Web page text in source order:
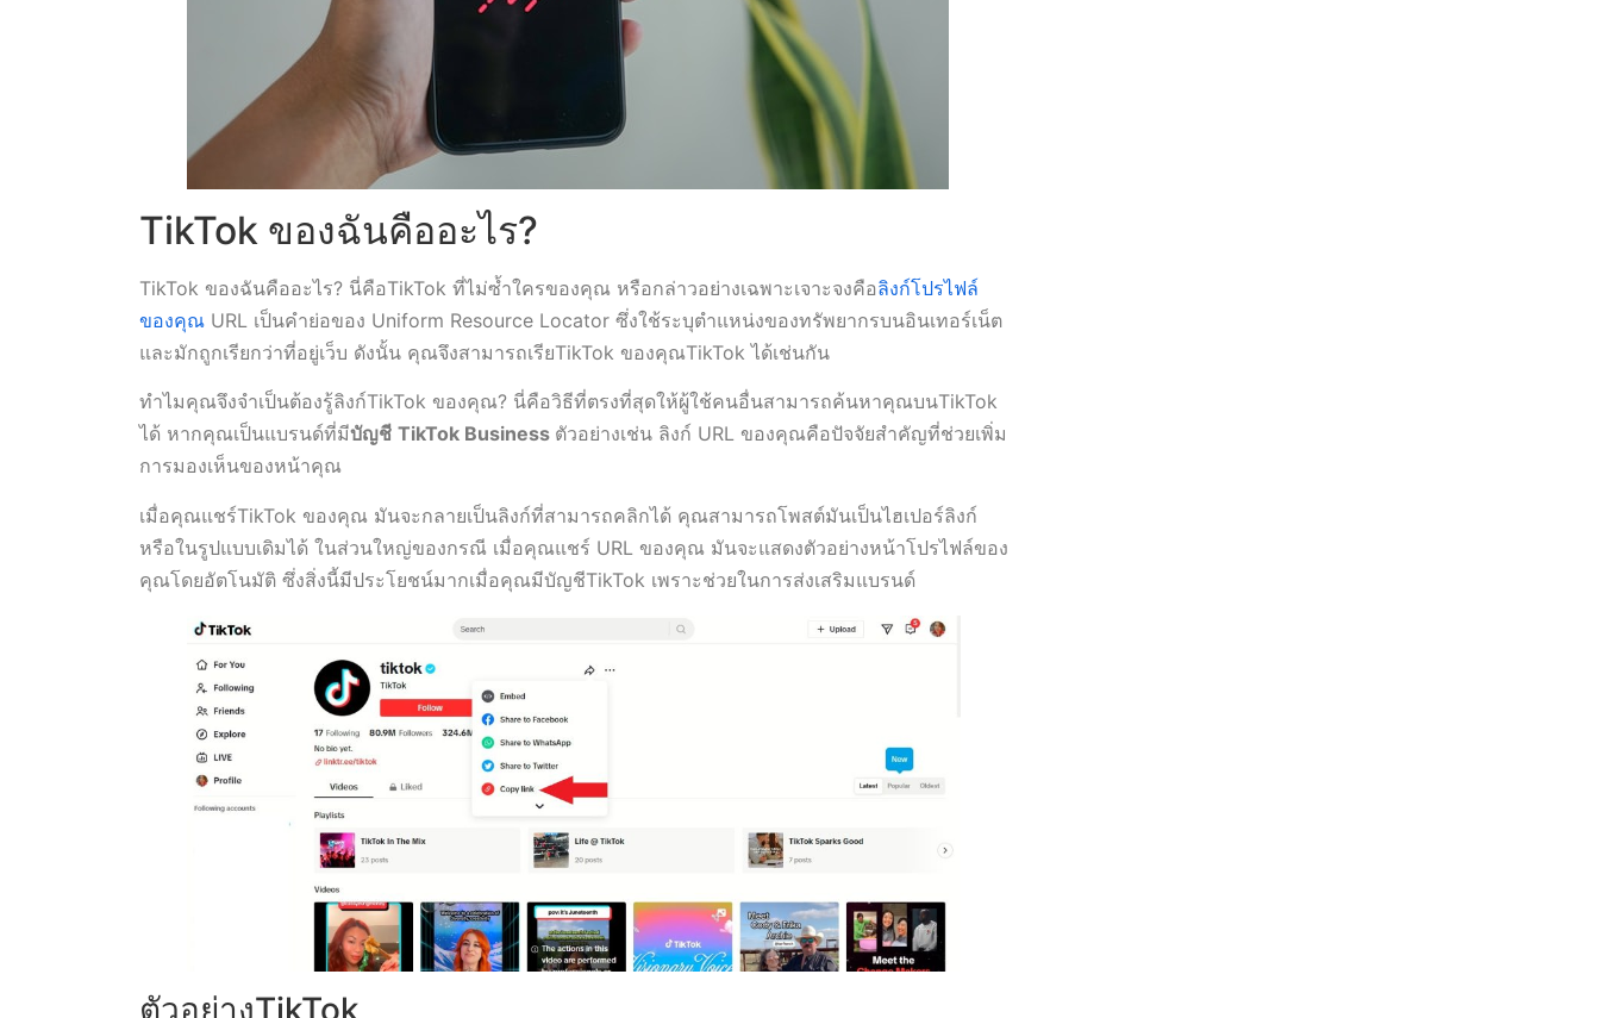
TikTok ของฉันคืออะไร?
TikTok ของฉันคืออะไร? นี่คือTikTok ที่ไม่ซ้ำใครของคุณ หรือกล่าวอย่างเฉพาะเจาะจงคือลิงก์โปรไฟล์
ของคุณ URL เป็นคำย่อของ Uniform Resource Locator ซึ่งใช้ระบุตำแหน่งของทรัพยากรบนอินเทอร์เน็ต
และมักถูกเรียกว่าที่อยู่เว็บ ดังนั้น คุณจึงสามารถเรียTikTok ของคุณTikTok ได้เช่นกัน
ทำไมคุณจึงจำเป็นต้องรู้ลิงก์TikTok ของคุณ? นี่คือวิธีที่ตรงที่สุดให้ผู้ใช้คนอื่นสามารถค้นหาคุณบนTikTok
ได้ หากคุณเป็นแบรนด์ที่มีบัญชี TikTok Business ตัวอย่างเช่น ลิงก์ URL ของคุณคือปัจจัยสำคัญที่ช่วยเพิ่ม
การมองเห็นของหน้าคุณ
เมื่อคุณแชร์TikTok ของคุณ มันจะกลายเป็นลิงก์ที่สามารถคลิกได้ คุณสามารถโพสต์มันเป็นไฮเปอร์ลิงก์
หรือในรูปแบบเดิมได้ ในส่วนใหญ่ของกรณี เมื่อคุณแชร์ URL ของคุณ มันจะแสดงตัวอย่างหน้าโปรไฟล์ของ
คุณโดยอัตโนมัติ ซึ่งสิ่งนี้มีประโยชน์มากเมื่อคุณมีบัญชีTikTok เพราะช่วยในการส่งเสริมแบรนด์
ตัวอย่างTikTok